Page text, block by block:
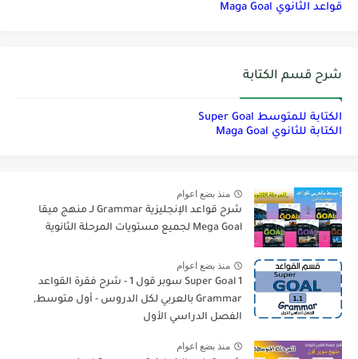
قواعد الثانوي Maga Goal
شرح قسم الكتابة
الكتابة للمتوسط Super Goal
الكتابة للثانوي Maga Goal
منذ بضع اعوام
شرح قواعد الإنجليزية Grammar لـ منهج ميقا
Mega Goal لجميع مستويات المرحلة الثانوية
منذ بضع اعوام
Super Goal 1 سوبر قول 1 - شرح فقرة القواعد
Grammar بالعربي لكل الدروس - أول متوسط,
الفصل الدراسي الأول
منذ بضع اعوام